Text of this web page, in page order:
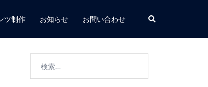
ツ制作 お知らせ お問い合わせ
検
索